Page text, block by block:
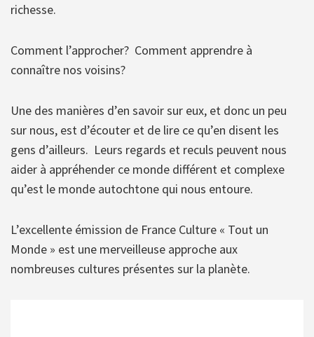
richesse.
Comment l’approcher? Comment apprendre à
connaître nos voisins?
Une des manières d’en savoir sur eux, et donc un peu
sur nous, est d’écouter et de lire ce qu’en disent les
gens d’ailleurs. Leurs regards et reculs peuvent nous
aider à appréhender ce monde différent et complexe
qu’est le monde autochtone qui nous entoure.
L’excellente émission de France Culture « Tout un
Monde » est une merveilleuse approche aux
nombreuses cultures présentes sur la planète.